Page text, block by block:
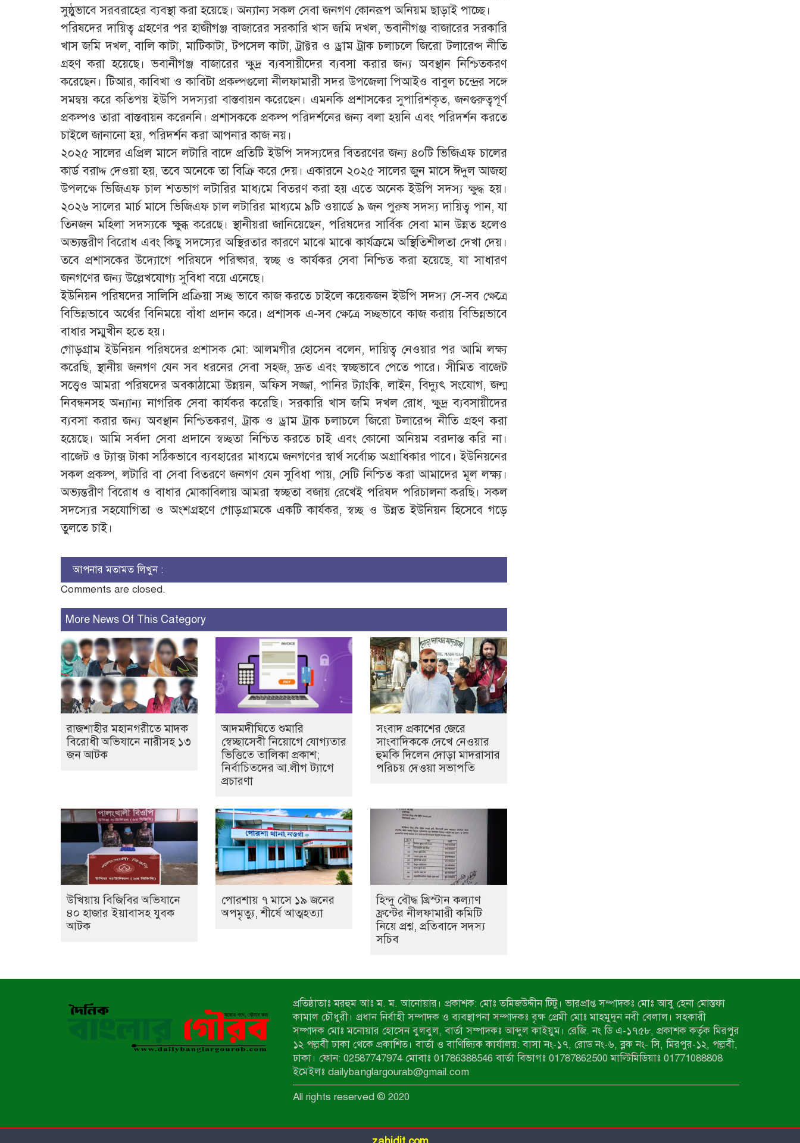
সুষ্ঠুভাবে সরবরাহের ব্যবস্থা করা হয়েছে। অন্যান্য সকল সেবা জনগণ কোনরূপ অনিয়ম ছাড়াই পাচ্ছে।
পরিষদের দায়িত্ব গ্রহণের পর হাজীগঞ্জ বাজারের সরকারি খাস জমি দখল, ভবানীগঞ্জ বাজারের সরকারি
খাস জমি দখল, বালি কাটা, মাটিকাটা, টপসেল কাটা, ট্রাক্টর ও ড্রাম ট্রাক চলাচলে জিরো টলারেন্স নীতি
গ্রহণ করা হয়েছে। ভবানীগঞ্জ বাজারের ক্ষুদ্র ব্যবসায়ীদের ব্যবসা করার জন্য অবস্থান নিশ্চিতকরণ
করেছেন। টিআর, কাবিখা ও কাবিটা প্রকল্পগুলো নীলফামারী সদর উপজেলা পিআইও বাবুল চন্দ্রের সঙ্গে
সমন্বয় করে কতিপয় ইউপি সদস্যরা বাস্তবায়ন করেছেন। এমনকি প্রশাসকের সুপারিশকৃত, জনগুরুত্বপূর্ণ
প্রকল্পও তারা বাস্তবায়ন করেননি। প্রশাসককে প্রকল্প পরিদর্শনের জন্য বলা হয়নি এবং পরিদর্শন করতে
চাইলে জানানো হয়, পরিদর্শন করা আপনার কাজ নয়।
২০২৫ সালের এপ্রিল মাসে লটারি বাদে প্রতিটি ইউপি সদস্যদের বিতরণের জন্য ৪০টি ভিজিএফ চালের
কার্ড বরাদ্দ দেওয়া হয়, তবে অনেকে তা বিক্রি করে দেয়। একারনে ২০২৫ সালের জুন মাসে ঈদুল আজহা
উপলক্ষে ভিজিএফ চাল শতভাগ লটারির মাধ্যমে বিতরণ করা হয় এতে অনেক ইউপি সদস্য ক্ষুদ্ধ হয়।
২০২৬ সালের মার্চ মাসে ভিজিএফ চাল লটারির মাধ্যমে ৯টি ওয়ার্ডে ৯ জন পুরুষ সদস্য দায়িত্ব পান, যা
তিনজন মহিলা সদস্যকে ক্ষুব্ধ করেছে। স্থানীয়রা জানিয়েছেন, পরিষদের সার্বিক সেবা মান উন্নত হলেও
অভ্যন্তরীণ বিরোধ এবং কিছু সদস্যের অস্থিরতার কারণে মাঝে মাঝে কার্যক্রমে অস্থিতিশীলতা দেখা দেয়।
তবে প্রশাসকের উদ্যোগে পরিষদে পরিষ্কার, স্বচ্ছ ও কার্যকর সেবা নিশ্চিত করা হয়েছে, যা সাধারণ
জনগণের জন্য উল্লেখযোগ্য সুবিধা বয়ে এনেছে।
ইউনিয়ন পরিষদের সালিসি প্রক্রিয়া সচ্ছ ভাবে কাজ করতে চাইলে কয়েকজন ইউপি সদস্য সে-সব ক্ষেত্রে
বিভিন্নভাবে অর্থের বিনিময়ে বাঁধা প্রদান করে। প্রশাসক এ-সব ক্ষেত্রে সচ্ছভাবে কাজ করায় বিভিন্নভাবে
বাধার সম্মুখীন হতে হয়।
গোড়গ্রাম ইউনিয়ন পরিষদের প্রশাসক মো: আলমগীর হোসেন বলেন, দায়িত্ব নেওয়ার পর আমি লক্ষ্য
করেছি, স্থানীয় জনগণ যেন সব ধরনের সেবা সহজ, দ্রুত এবং স্বচ্ছভাবে পেতে পারে। সীমিত বাজেট
সত্ত্বেও আমরা পরিষদের অবকাঠামো উন্নয়ন, অফিস সজ্জা, পানির ট্যাংকি, লাইন, বিদ্যুৎ সংযোগ, জন্ম
নিবন্ধনসহ অন্যান্য নাগরিক সেবা কার্যকর করেছি। সরকারি খাস জমি দখল রোধ, ক্ষুদ্র ব্যবসায়ীদের
ব্যবসা করার জন্য অবস্থান নিশ্চিতকরণ, ট্রাক ও ড্রাম ট্রাক চলাচলে জিরো টলারেন্স নীতি গ্রহণ করা
হয়েছে। আমি সর্বদা সেবা প্রদানে স্বচ্ছতা নিশ্চিত করতে চাই এবং কোনো অনিয়ম বরদাস্ত করি না।
বাজেট ও ট্যাক্স টাকা সঠিকভাবে ব্যবহারের মাধ্যমে জনগণের স্বার্থ সর্বোচ্চ অগ্রাধিকার পাবে। ইউনিয়নের
সকল প্রকল্প, লটারি বা সেবা বিতরণে জনগণ যেন সুবিধা পায়, সেটি নিশ্চিত করা আমাদের মূল লক্ষ্য।
অভ্যন্তরীণ বিরোধ ও বাধার মোকাবিলায় আমরা স্বচ্ছতা বজায় রেখেই পরিষদ পরিচালনা করছি। সকল
সদস্যের সহযোগিতা ও অংশগ্রহণে গোড়গ্রামকে একটি কার্যকর, স্বচ্ছ ও উন্নত ইউনিয়ন হিসেবে গড়ে
তুলতে চাই।
আপনার মতামত লিখুন :
Comments are closed.
More News Of This Category
রাজশাহীর মহানগরীতে মাদক
বিরোধী অভিযানে নারীসহ ১৩
জন আটক
আদমদীঘিতে শুমারি
স্বেচ্ছাসেবী নিয়োগে যোগ্যতার
ভিত্তিতে তালিকা প্রকাশ;
নির্বাচিতদের আ.লীগ ট্যাগে
প্রচারণা
সংবাদ প্রকাশের জেরে
সাংবাদিককে দেখে নেওয়ার
হুমকি দিলেন দোড়া মাদরাসার
পরিচয় দেওয়া সভাপতি
উখিয়ায় বিজিবির অভিযানে
৪০ হাজার ইয়াবাসহ যুবক
আটক
পোরশায় ৭ মাসে ১৯ জনের
অপমৃত্যু, শীর্ষে আত্মহত্যা
হিন্দু বৌদ্ধ খ্রিস্টান কল্যাণ
ফ্রন্টের নীলফামারী কমিটি
নিয়ে প্রশ্ন, প্রতিবাদে সদস্য
সচিব
প্রতিষ্ঠাতাঃ মরহুম আঃ ম. ম. আনোয়ার। প্রকাশক: মোঃ তমিজউদ্দীন টিটু। ভারপ্রাপ্ত সম্পাদকঃ মোঃ আবু হেনা মোস্তফা
কামাল চৌধুরী। প্রধান নির্বাহী সম্পাদক ও ব্যবস্থাপনা সম্পাদকঃ বৃক্ষ প্রেমী মোঃ মাহমুদুন নবী বেলাল। সহকারী
সম্পাদক মোঃ মনোয়ার হোসেন বুলবুল, বার্তা সম্পাদকঃ আব্দুল কাইয়ুম। রেজি. নং ডি এ-১৭৫৮, প্রকাশক কর্তৃক মিরপুর
১২ পল্লবী ঢাকা থেকে প্রকাশিত। বার্তা ও বাণিজ্যিক কার্যালয়: বাসা নং-১৭, রোড নং-৬, ব্লক নং- সি, মিরপুর-১২, পল্লবী,
ঢাকা। ফোন: 02587747974 মোবাঃ 01786388546 বার্তা বিভাগঃ 01787862500 মাল্টিমিডিয়াঃ 01771088808
ইমেইলঃ dailybanglargourab@gmail.com
All rights reserved © 2020